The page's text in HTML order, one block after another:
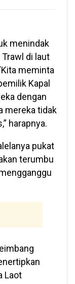
menindak
di laut
meminta
Kapal
dengan
mereka tidak
harapnya.
pukat
terumbu
Laot